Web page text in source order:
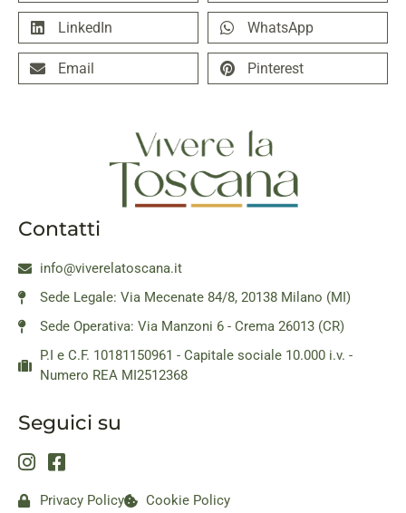
LinkedIn WhatsApp
Email Pinterest
Contatti
info@viverelatoscana.it
Sede Legale: Via Mecenate 84/8, 20138 Milano (MI)
Sede Operativa: Via Manzoni 6 - Crema 26013 (CR)
P.I e C.F. 10181150961 - Capitale sociale 10.000 i.v. -
Numero REA MI2512368
Seguici su
Privacy Policy Cookie Policy